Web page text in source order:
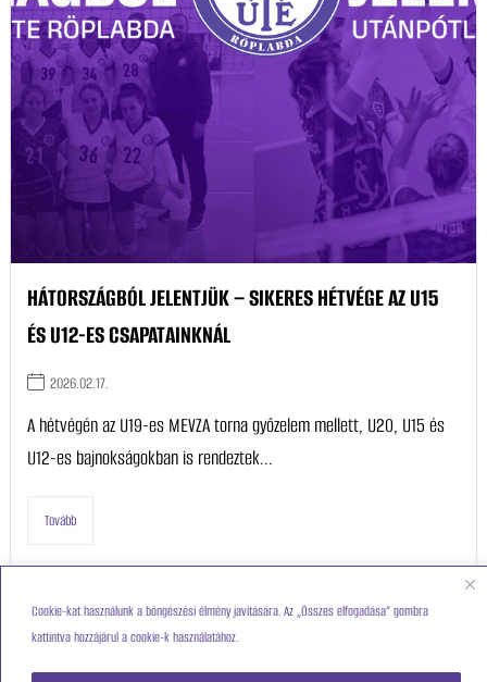
Cookie-kat használunk a böngészési élmény javítására. Az „Összes elfogadása” gombra
kattintva hozzájárul a cookie-k használatához.
HÁTORSZÁGBÓL JELENTJÜK – SIKERES HÉTVÉGE AZ U15
ÉS U12-ES CSAPATAINKNÁL
2026.02.17.
A hétvégén az U19-es MEVZA torna győzelem mellett, U20, U15 és
U12-es bajnokságokban is rendeztek...
Tovább